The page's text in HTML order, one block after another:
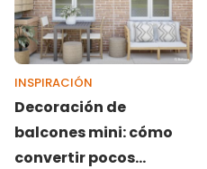
INSPIRACIÓN
Decoración de
balcones mini: cómo
convertir pocos